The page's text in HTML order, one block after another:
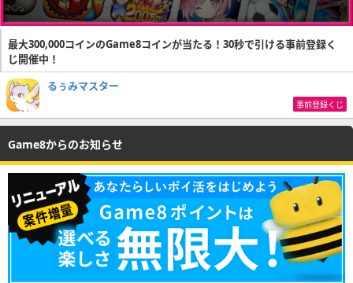
最大300,000コインのGame8コインが当たる！30秒で引ける事前登録く
じ開催中！
るぅみマスター
事前登録くじ
Game8からのお知らせ